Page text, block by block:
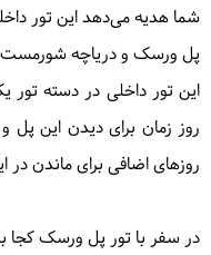
شما هدیه می‌دهد این تور
پل ورسک و دریاچه شورمست
این تور داخلی در دسته تور
روز زمان برای دیدن این
روزهای اضافی برای ماندن
در سفر با تور پل ورسک کجا